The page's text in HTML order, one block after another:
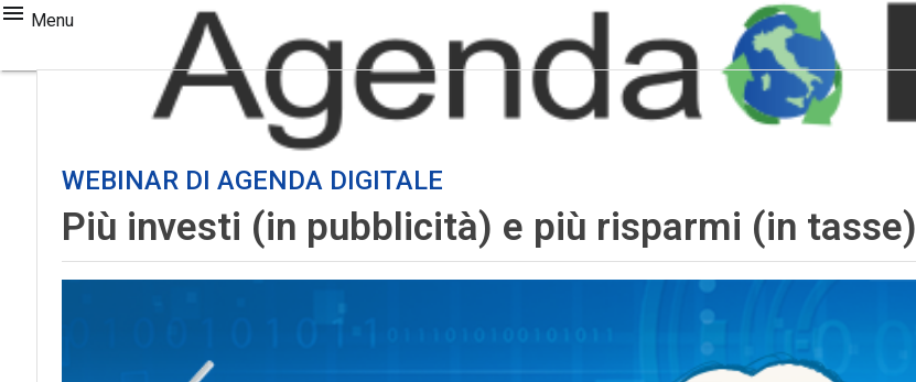
Menu
WEBINAR DI AGENDA DIGITALE
Più investi (in pubblicità) e più risparmi (in tasse)